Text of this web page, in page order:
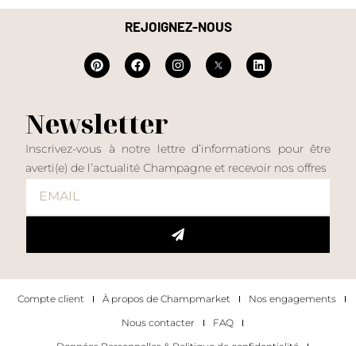
REJOIGNEZ-NOUS
Newsletter
Inscrivez-vous à notre lettre d’informations pour être
averti(e) de l’actualité Champagne et recevoir nos offres
Compte client À propos de Champmarket
Nos engagements
Nous contacter
FAQ